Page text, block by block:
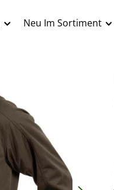
Neu Im Sortiment